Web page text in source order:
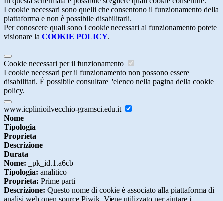
I cookie necessari sono quelli che consentono il funzionamento della
piattaforma e non è possibile disabilitarli.
Per conoscere quali sono i cookie necessari al funzionamento potete
visionare la COOKIE POLICY.
Cookie necessari per il funzionamento
I cookie necessari per il funzionamento non possono essere
disabilitati. È possibile consultare l'elenco nella pagina della cookie
policy.
www.icplinioilvecchio-gramsci.edu.it
Nome
Tipologia
Proprieta
Descrizione
Durata
Nome: _pk_id.1.a6cb
Tipologia: analitico
Proprieta: Prime parti
Descrizione: Questo nome di cookie è associato alla piattaforma di
analisi web open source Piwik. Viene utilizzato per aiutare i